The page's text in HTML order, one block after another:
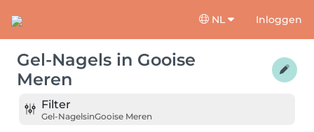
NL Inloggen
Gel-Nagels in Gooise
Meren
Filter
Gel-NagelsinGooise Meren